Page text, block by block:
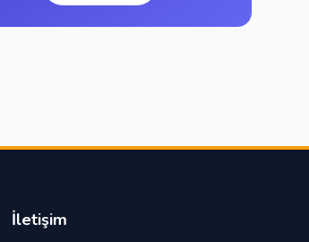
İletişim